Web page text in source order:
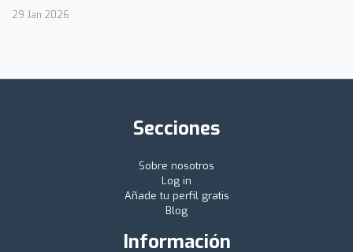
29 Jan 2026
Secciones
Sobre nosotros
Log in
Añade tu perfil gratis
Blog
Información